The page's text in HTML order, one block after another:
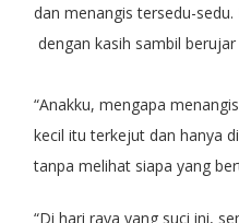
dan menangis tersedu-
dengan kasih sambil berujar
“Anakku, mengapa
kecil itu terkejut dan hanya
tanpa melihat siapa yang
“Di hari raya yang suci ini,